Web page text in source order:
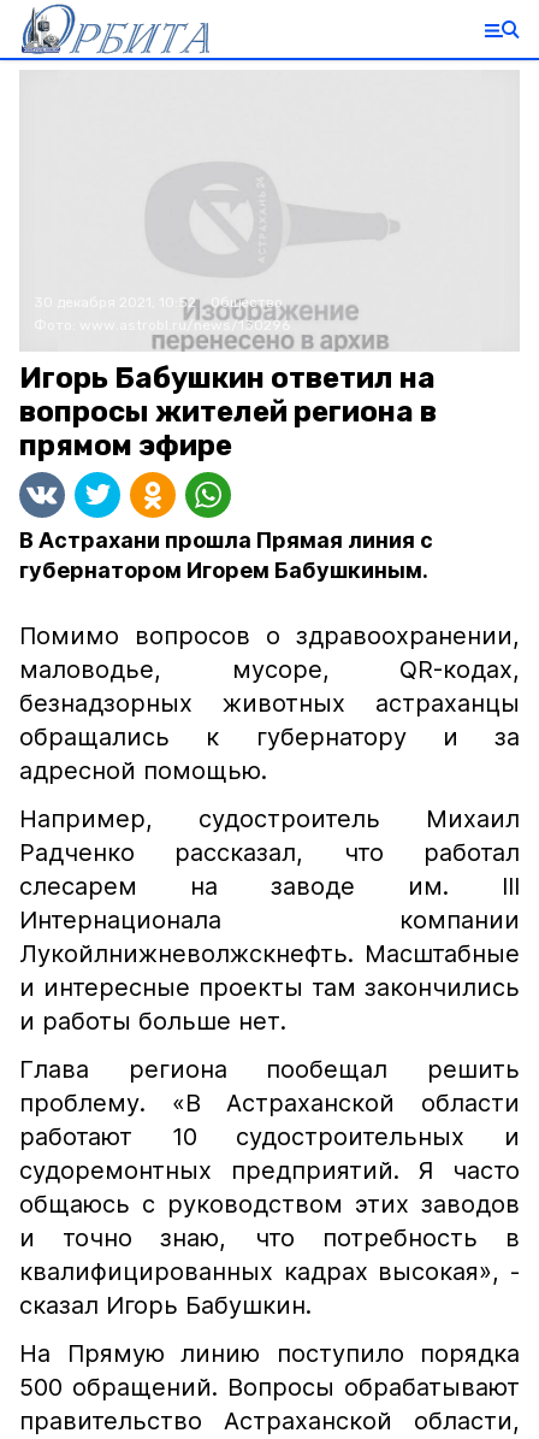
30 декабря 2021, 10:52
Общество
www.astrobl.ru/news/130296
Игорь Бабушкин ответил на
вопросы жителей региона в
прямом эфире
В Астрахани прошла Прямая линия с
губернатором Игорем Бабушкиным.
Помимо вопросов о здравоохранении,
маловодье, мусоре, QR-кодах,
безнадзорных животных астраханцы
обращались к губернатору и за
адресной помощью.
Например, судостроитель Михаил
Радченко рассказал, что работал
слесарем на заводе им. III
Интернационала компании
Лукойлнижневолжскнефть. Масштабные
и интересные проекты там закончились
и работы больше нет.
Глава региона пообещал решить
проблему. «В Астраханской области
работают 10 судостроительных и
судоремонтных предприятий. Я часто
общаюсь с руководством этих заводов
и точно знаю, что потребность в
квалифицированных кадрах высокая», -
сказал Игорь Бабушкин.
На Прямую линию поступило порядка
500 обращений. Вопросы обрабатывают
правительство Астраханской области,